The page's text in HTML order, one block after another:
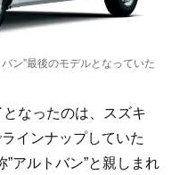
ン”最後のモデルとなっていた
なったのは、スズキ
インナップしていた
”アルトバン”と親しまれ